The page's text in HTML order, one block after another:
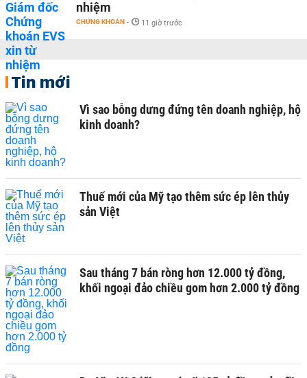
nhiệm
CHỨNG KHOÁN - 11 giờ trước
Tin mới
Vì sao bỗng dưng đứng tên doanh nghiệp, hộ
kinh doanh?
Thuế mới của Mỹ tạo thêm sức ép lên thủy
sản Việt
Sau tháng 7 bán ròng hơn 12.000 tỷ đồng,
khối ngoại đảo chiều gom hơn 2.000 tỷ đồng